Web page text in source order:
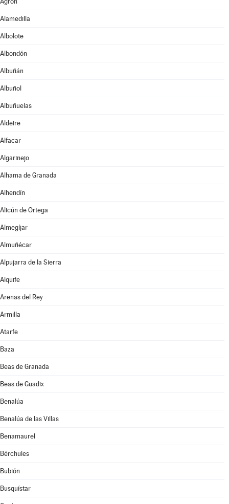
Alamedilla
Albolote
Albondón
Albuñán
Albuñol
Albuñuelas
Aldeire
Alfacar
Algarinejo
Alhama de Granada
Alhendín
Alicún de Ortega
Almegíjar
Almuñécar
Alpujarra de la Sierra
Alquife
Arenas del Rey
Armilla
Atarfe
Baza
Beas de Granada
Beas de Guadix
Benalúa
Benalúa de las Villas
Benamaurel
Bérchules
Bubión
Busquístar